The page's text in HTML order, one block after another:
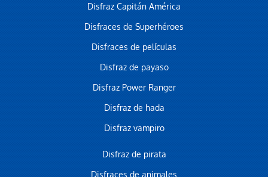
Disfraz Capitán América
Disfraces de Superhéroes
Disfraces de películas
Disfraz de payaso
Disfraz Power Ranger
Disfraz de hada
Disfraz vampiro
Disfraz de pirata
Disfraces de animales